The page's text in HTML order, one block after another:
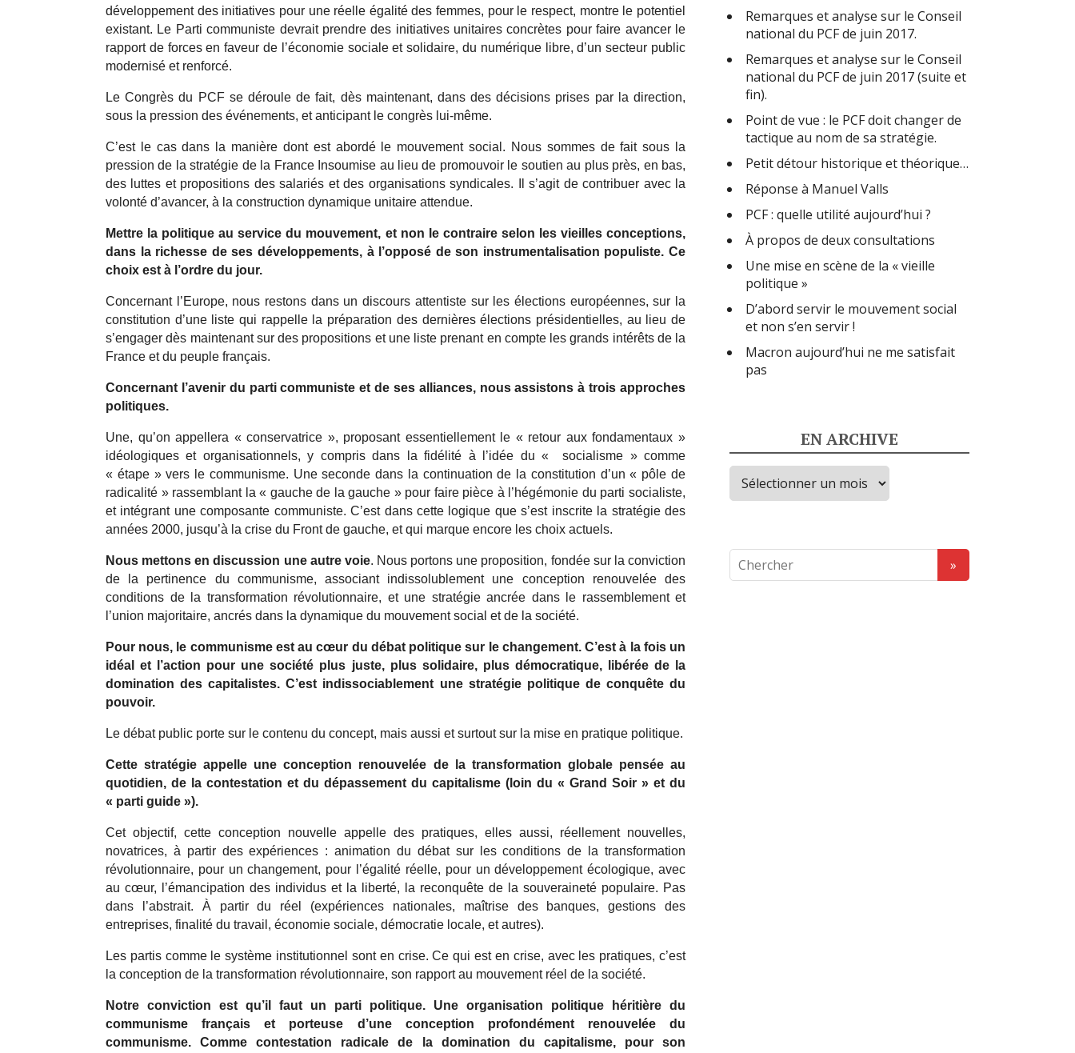
développement des initiatives pour une réelle égalité des femmes, pour le respect, montre le potentiel
existant. Le Parti communiste devrait prendre des initiatives unitaires concrètes pour faire avancer le
rapport de forces en faveur de l’économie sociale et solidaire, du numérique libre, d’un secteur public
modernisé et renforcé.
Le Congrès du PCF se déroule de fait, dès maintenant, dans des décisions prises par la direction,
sous la pression des événements, et anticipant le congrès lui-même.
C’est le cas dans la manière dont est abordé le mouvement social. Nous sommes de fait sous la
pression de la stratégie de la France Insoumise au lieu de promouvoir le soutien au plus près, en bas,
des luttes et propositions des salariés et des organisations syndicales. Il s’agit de contribuer avec la
volonté d’avancer, à la construction dynamique unitaire attendue.
Mettre la politique au service du mouvement, et non le contraire selon les vieilles conceptions,
dans la richesse de ses développements, à l’opposé de son instrumentalisation populiste. Ce
choix est à l’ordre du jour.
Concernant l’Europe, nous restons dans un discours attentiste sur les élections européennes, sur la
constitution d’une liste qui rappelle la préparation des dernières élections présidentielles, au lieu de
s’engager dès maintenant sur des propositions et une liste prenant en compte les grands intérêts de la
France et du peuple français.
Concernant l’avenir du parti communiste et de ses alliances, nous assistons à trois approches
politiques.
Une, qu’on appellera « conservatrice », proposant essentiellement le « retour aux fondamentaux »
idéologiques et organisationnels, y compris dans la fidélité à l’idée du « socialisme » comme
« étape » vers le communisme. Une seconde dans la continuation de la constitution d’un « pôle de
radicalité » rassemblant la « gauche de la gauche » pour faire pièce à l’hégémonie du parti socialiste,
et intégrant une composante communiste. C’est dans cette logique que s’est inscrite la stratégie des
années 2000, jusqu’à la crise du Front de gauche, et qui marque encore les choix actuels.
Nous mettons en discussion une autre voie. Nous portons une proposition, fondée sur la conviction
de la pertinence du communisme, associant indissolublement une conception renouvelée des
conditions de la transformation révolutionnaire, et une stratégie ancrée dans le rassemblement et
l’union majoritaire, ancrés dans la dynamique du mouvement social et de la société.
Pour nous, le communisme est au cœur du débat politique sur le changement. C’est à la fois un
idéal et l’action pour une société plus juste, plus solidaire, plus démocratique, libérée de la
domination des capitalistes. C’est indissociablement une stratégie politique de conquête du
pouvoir.
Le débat public porte sur le contenu du concept, mais aussi et surtout sur la mise en pratique politique.
Cette stratégie appelle une conception renouvelée de la transformation globale pensée au
quotidien, de la contestation et du dépassement du capitalisme (loin du « Grand Soir » et du
« parti guide »).
Cet objectif, cette conception nouvelle appelle des pratiques, elles aussi, réellement nouvelles,
novatrices, à partir des expériences : animation du débat sur les conditions de la transformation
révolutionnaire, pour un changement, pour l’égalité réelle, pour un développement écologique, avec
au cœur, l’émancipation des individus et la liberté, la reconquête de la souveraineté populaire. Pas
dans l’abstrait. À partir du réel (expériences nationales, maîtrise des banques, gestions des
entreprises, finalité du travail, économie sociale, démocratie locale, et autres).
Les partis comme le système institutionnel sont en crise. Ce qui est en crise, avec les pratiques, c’est
la conception de la transformation révolutionnaire, son rapport au mouvement réel de la société.
Notre conviction est qu’il faut un parti politique. Une organisation politique héritière du
communisme français et porteuse d’une conception profondément renouvelée du
communisme. Comme contestation radicale de la domination du capitalisme, pour son
Remarques et analyse sur le Conseil
national du PCF de juin 2017.
Remarques et analyse sur le Conseil
national du PCF de juin 2017 (suite et
fin).
Point de vue : le PCF doit changer de
tactique au nom de sa stratégie.
Petit détour historique et théorique…
Réponse à Manuel Valls
PCF : quelle utilité aujourd’hui ?
À propos de deux consultations
Une mise en scène de la « vieille
politique »
D’abord servir le mouvement social
et non s’en servir !
Macron aujourd’hui ne me satisfait
pas
EN ARCHIVE
en
archive